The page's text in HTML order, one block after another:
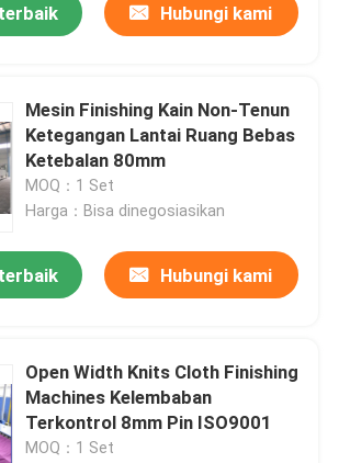
Hubungi kami
Mesin Finishing Kain Non-Tenun
Ketegangan Lantai Ruang Bebas
Ketebalan 80mm
MOQ：1 Set
Harga：Bisa dinegosiasikan
Hubungi kami
Open Width Knits Cloth Finishing
Machines Kelembaban
Terkontrol 8mm Pin ISO9001
MOQ：1 Set